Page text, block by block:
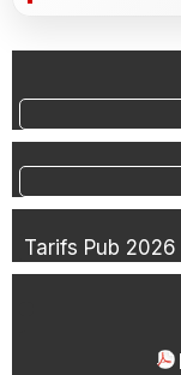
Tarifs Pub 2026